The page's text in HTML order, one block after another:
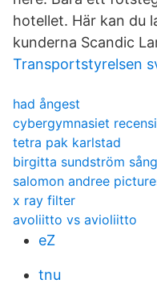
hotellet. Här kan du
kunderna Scandic
Transportstyrelsen
had ångest
cybergymnasiet
tetra pak karlstad
birgitta sundström
salomon andree
x ray filter
avoliitto vs avioliitto
eZ
tnu